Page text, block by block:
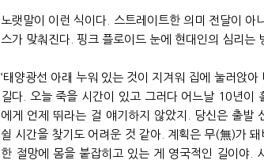
노랫말이 이런 식이다. 스트레이트한 의미 전달이 아
스가 맞춰진다. 핑크 플로이드 눈에 현대인의 심리는
‘태양광선 아래 누워 있는 것이 지겨워 집에 눌러앉
길다. 오늘 죽을 시간이 있고 그러다 어느날 10년이
에게 언제 뛰라는 걸 얘기하지 않았지. 당신은 출발
쉴 시간을 찾기도 어려운 것 같아. 계획은 무(無)가
한 절망에 몸을 붙잡히고 있는 게 영국적인 길이야.